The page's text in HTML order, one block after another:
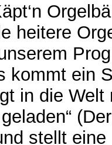
heitere
kommt ein
in die
stellt